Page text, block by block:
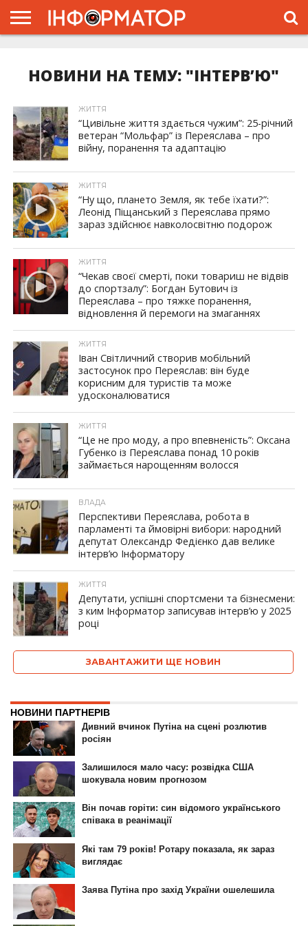
ПРОЄКТ
НОВИНИ НА ТЕМУ: "ІНТЕРВ’Ю"
ЖИТТЯ
“Цивільне життя здається чужим”: 25-річний
ветеран “Мольфар” із Переяслава – про
війну, поранення та адаптацію
ЖИТТЯ
“Ну що, плането Земля, як тебе їхати?”:
Леонід Піщанський з Переяслава прямо
зараз здійснює навколосвітню подорож
ЖИТТЯ
“Чекав своєї смерті, поки товариш не відвів
до спортзалу”: Богдан Бутович із
Переяслава – про тяжке поранення,
відновлення й перемоги на змаганнях
ЖИТТЯ
Іван Світличний створив мобільний
застосунок про Переяслав: він буде
корисним для туристів та може
удосконалюватися
ЖИТТЯ
“Це не про моду, а про впевненість”: Оксана
Губенко із Переяслава понад 10 років
займається нарощенням волосся
ВЛАДА
Перспективи Переяслава, робота в
парламенті та ймовірні вибори: народний
депутат Олександр Федієнко дав велике
інтерв’ю Інформатору
ЖИТТЯ
Депутати, успішні спортсмени та бізнесмени:
з ким Інформатор записував інтерв’ю у 2025
році
ЗАВАНТАЖИТИ ЩЕ НОВИН